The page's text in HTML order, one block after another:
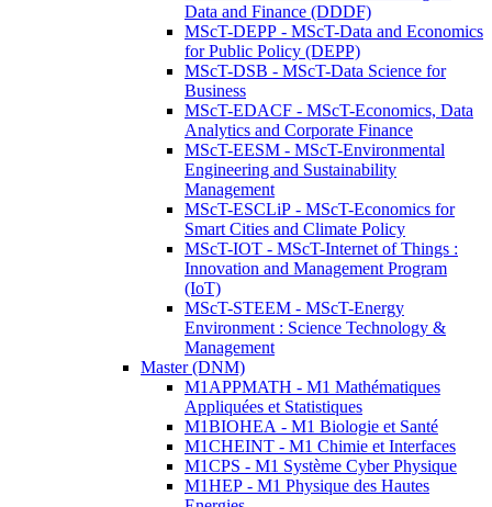
Data and Finance (DDDF)
MScT-DEPP - MScT-Data and Economics
for Public Policy (DEPP)
MScT-DSB - MScT-Data Science for
Business
MScT-EDACF - MScT-Economics, Data
Analytics and Corporate Finance
MScT-EESM - MScT-Environmental
Engineering and Sustainability
Management
MScT-ESCLiP - MScT-Economics for
Smart Cities and Climate Policy
MScT-IOT - MScT-Internet of Things :
Innovation and Management Program
(IoT)
MScT-STEEM - MScT-Energy
Environment : Science Technology &
Management
Master (DNM)
M1APPMATH - M1 Mathématiques
Appliquées et Statistiques
M1BIOHEA - M1 Biologie et Santé
M1CHEINT - M1 Chimie et Interfaces
M1CPS - M1 Système Cyber Physique
M1HEP - M1 Physique des Hautes